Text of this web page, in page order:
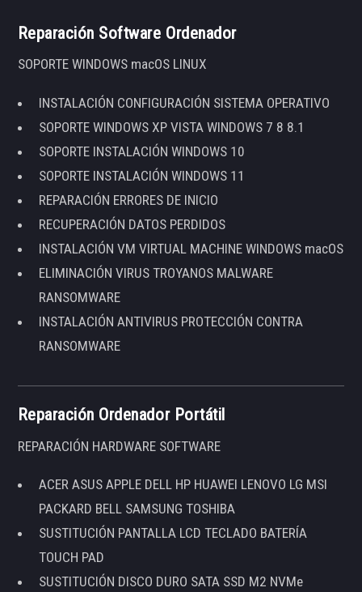
Reparación Software Ordenador
SOPORTE WINDOWS macOS LINUX
INSTALACIÓN CONFIGURACIÓN SISTEMA OPERATIVO
SOPORTE WINDOWS XP VISTA WINDOWS 7 8 8.1
SOPORTE INSTALACIÓN WINDOWS 10
SOPORTE INSTALACIÓN WINDOWS 11
REPARACIÓN ERRORES DE INICIO
RECUPERACIÓN DATOS PERDIDOS
INSTALACIÓN VM VIRTUAL MACHINE WINDOWS macOS
ELIMINACIÓN VIRUS TROYANOS MALWARE
RANSOMWARE
INSTALACIÓN ANTIVIRUS PROTECCIÓN CONTRA
RANSOMWARE
Reparación Ordenador Portátil
REPARACIÓN HARDWARE SOFTWARE
ACER ASUS APPLE DELL HP HUAWEI LENOVO LG MSI
PACKARD BELL SAMSUNG TOSHIBA
SUSTITUCIÓN PANTALLA LCD TECLADO BATERÍA
TOUCH PAD
SUSTITUCIÓN DISCO DURO SATA SSD M2 NVMe